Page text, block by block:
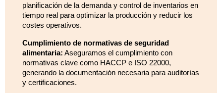
planificación de la demanda y control de inventarios en
tiempo real para optimizar la producción y reducir los
costes operativos.
Cumplimiento de normativas de seguridad
alimentaria: Aseguramos el cumplimiento con
normativas clave como HACCP e ISO 22000,
generando la documentación necesaria para auditorías
y certificaciones.